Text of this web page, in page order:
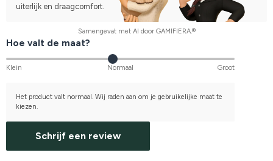
uiterlijk en draagcomfort.
Samengevat met AI door GAMIFIERA.®
Hoe valt de maat?
Klein Normaal Groot
Het product valt normaal. Wij raden aan om je gebruikelijke maat te
kiezen.
Schrijf een review